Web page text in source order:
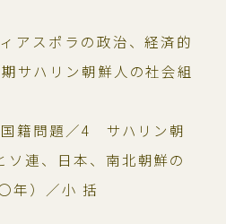
アスポラの政治、経済的
サハリン朝鮮人の社会組
籍問題／4 サハリン朝
ソ連、日本、南北朝鮮の
年）／小 括